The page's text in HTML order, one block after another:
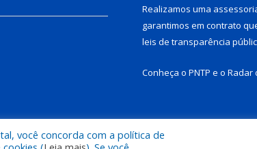
Realizamos uma
garantimos em contrato
leis de transparência
Conheça o PNTP e o Radar
Mapa do Site
você concorda com a política de